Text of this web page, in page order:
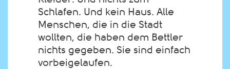
Schlafen. Und kein Haus. Alle
Menschen, die in die Stadt
wollten, die haben dem Bettler
nichts gegeben. Sie sind einfach
vorbeigelaufen.